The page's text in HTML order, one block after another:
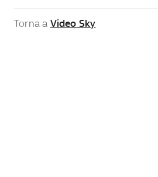
Torna a Video Sky